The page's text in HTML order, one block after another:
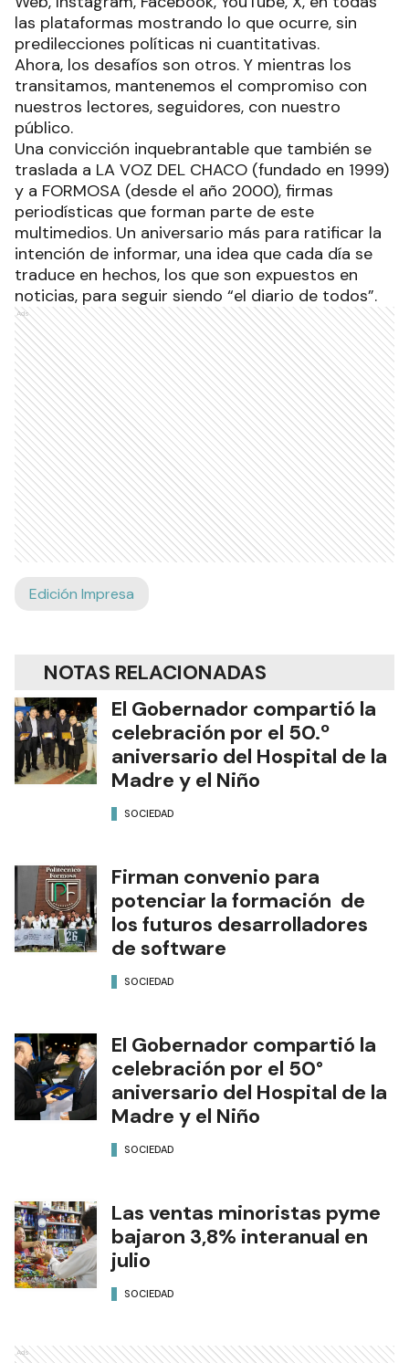
las plataformas mostrando lo que ocurre, sin
predilecciones políticas ni cuantitativas.
Ahora, los desafíos son otros. Y mientras los
transitamos, mantenemos el compromiso con
nuestros lectores, seguidores, con nuestro
público.
Una convicción inquebrantable que también se
traslada a LA VOZ DEL CHACO (fundado en 1999)
y a FORMOSA (desde el año 2000), firmas
periodísticas que forman parte de este
multimedios. Un aniversario más para ratificar la
intención de informar, una idea que cada día se
traduce en hechos, los que son expuestos en
noticias, para seguir siendo “el diario de todos”.
Ads
Edición Impresa
NOTAS RELACIONADAS
El Gobernador compartió la
celebración por el 50.º
aniversario del Hospital de la
Madre y el Niño
SOCIEDAD
Firman convenio para
potenciar la formación de
los futuros desarrolladores
de software
SOCIEDAD
El Gobernador compartió la
celebración por el 50°
aniversario del Hospital de la
Madre y el Niño
SOCIEDAD
Las ventas minoristas pyme
bajaron 3,8% interanual en
julio
SOCIEDAD
Ads